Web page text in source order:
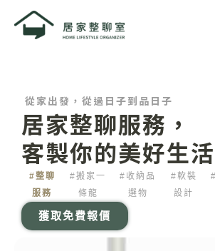
從家出發，從過日子到品日子
居家整聊服務，
客製你的美好生活
#整聊
服務
#搬家一
條龍
#收納品
選物
#軟裝
設計
獲取免費報價